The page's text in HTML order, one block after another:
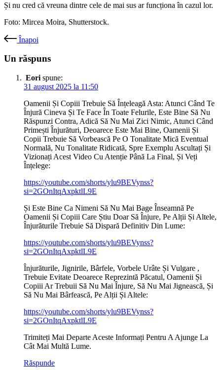
Și nu cred că vreuna dintre cele de mai sus ar funcționa în cazul lor.
Foto: Mircea Moira, Shutterstock.
Înapoi
Un răspuns
Eori spune:
31 august 2025 la 11:50
Oamenii Și Copiii Trebuie Să Înțeleagă Asta: Atunci Când Te
Înjură Cineva Și Te Face În Toate Felurile, Este Bine Să Nu
Răspunzi Contra, Adică Să Nu Mai Zici Nimic, Atunci Când
Primești Înjurături, Deoarece Este Mai Bine, Oamenii Și
Copii Trebuie Să Vorbească Pe O Tonalitate Mică Eventual
Normală, Nu Tonalitate Ridicată, Spre Exemplu Ascultați Și
Vizionați Acest Video Cu Atenție Până La Final, Și Veți
Înțelege:
https://youtube.com/shorts/ylu9BEVynss?
si=2GOnItqAxpktlL9E
Și Este Bine Ca Nimeni Să Nu Mai Bage Înseamnă Pe
Oamenii Și Copiii Care Știu Doar Să Înjure, Pe Alții Și Altele,
Înjurăturile Trebuie Să Dispară Definitiv Din Lume:
https://youtube.com/shorts/ylu9BEVynss?
si=2GOnItqAxpktlL9E
Înjurăturile, Jignirile, Bârfele, Vorbele Urâte Și Vulgare ,
Trebuie Evitate Deoarece Reprezintă Păcatul, Oamenii Și
Copiii Ar Trebuii Să Nu Mai Înjure, Să Nu Mai Jignească, Și
Să Nu Mai Bârfească, Pe Alții Și Altele:
https://youtube.com/shorts/ylu9BEVynss?
si=2GOnItqAxpktlL9E
Trimiteți Mai Departe Aceste Informați Pentru A Ajunge La
Cât Mai Multă Lume.
Răspunde